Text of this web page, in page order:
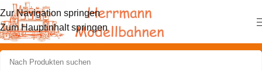
Zur Navigation springen
Zum Hauptinhalt springen